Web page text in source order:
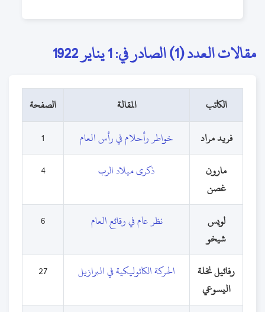
مقالات العدد (1) الصادر في: 1 يناير 1922
الكاتب المقالة
الصفحة
فريد مراد
خواطر وأحلام في رأس العام
1
مارون
غصن
ذكرى ميلاد الرب 4
لويس
شيخو
نظر عام في وقائع العام 6
رفائيل نخلة
اليسوعي
الحركة الكاثوليكية في البرازيل 27